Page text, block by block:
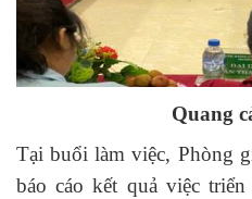
Quang
Tại buổi làm việc, Phòng
báo cáo kết quả việc